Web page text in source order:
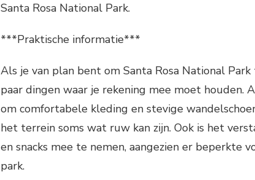
Santa Rosa National Park.
***Praktische informatie***
Als je van plan bent om Santa Rosa National Park
paar dingen waar je rekening mee moet houden.
om comfortabele kleding en stevige
het terrein soms wat ruw kan zijn. Ook is het
en snacks mee te nemen, aangezien er beperkte
park.